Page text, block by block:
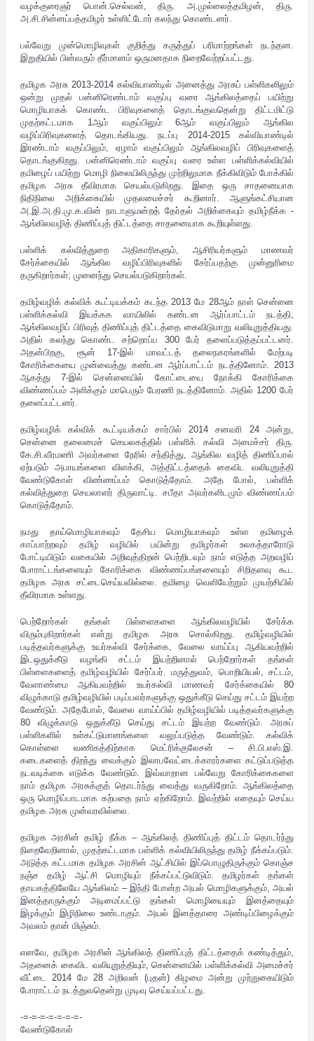
வழக்குரைஞர் பொன்.செல்வன், திரு. அ.முல்லைத்தமிழன், திரு.
அ.சி.சின்னப்பத்தமிழர் உள்ளிட்டோர் கலந்து கொண்டனர்.
பல்வேறு முன்மொழிவுகள் குறித்து கருத்துப் பரிமாற்றங்கள் நடந்தன.
இறுதியில் பின்வரும் தீர்மானம் ஒருமனதாக நிறைவேற்றப்பட்டது.
தமிழக அரசு 2013-2014 கல்வியாண்டில் அனைத்து அரசுப் பள்ளிகளிலும்
ஒன்று முதல் பன்னிரெண்டாம் வகுப்பு வரை ஆங்கிலத்தைப் பயிற்று
மொழியாகக் கொண்ட பிரிவுகளைத் தொடங்குவதென்று திட்டமிட்டு
முதற்கட்டமாக 1ஆம் வகுப்பிலும் 6ஆம் வகுப்பிலும் ஆங்கில
வழிப்பிரிவுகளைத் தொடங்கியது. நடப்பு 2014-2015 கல்வியாண்டில்
இரண்டாம் வகுப்பிலும், ஏழாம் வகுப்பிலும் ஆங்கிலவழிப் பிரிவுகளைத்
தொடங்குகிறது. பன்னிரெண்டாம் வகுப்பு வரை உள்ள பள்ளிக்கல்வியில்
தமிழைப் பயிற்று மொழி நிலையிலிருந்து முற்றிலுமாக நீக்கிவிடும் போக்கில்
தமிழக அரசு தீவிரமாக செயல்படுகிறது. இதை ஒரு சாதனையாக
நிதிநிலை அறிக்கையில் முதலமைச்சர் கூறினார். ஆளுங்கட்சியான
அ.இ.அ.தி.மு.க.வின் நாடாளுமன்றத் தேர்தல் அறிக்கையும் தமிழ்நீக்க -
ஆங்கிலவழித் திணிப்புத் திட்டத்தை சாதனையாக கூறியுள்ளது.
பள்ளிக் கல்வித்துறை அதிகாரிகளும், ஆசிரியர்களும் மாணவர்
சேர்க்கையில் ஆங்கில வழிப்பிரிவுகளில் சேர்ப்பதற்கு முன்னுரிமை
தருகிறார்கள்; முனைந்து செயல்படுகிறார்கள்.
தமிழ்வழிக் கல்விக் கூட்டியக்கம் கடந்த 2013 மே 28ஆம் நாள் சென்னை
பள்ளிக்கல்வி இயக்கக வாயிலில் கண்டன ஆர்ப்பாட்டம் நடத்தி,
ஆங்கிலவழிப் பிரிவுத் திணிப்புத் திட்டத்தை கைவிடுமாறு வலியுறுத்தியது.
அதில் கலந்து கொண்ட சற்றொப்ப 300 பேர் தளைப்படுத்தப்பட்டனர்.
அதன்பிறகு, சூன் 17-இல் மாவட்டத் தலைநகரங்களில் மேற்படி
கோரிக்கையை முன்வைத்து கண்டன ஆர்ப்பாட்டம் நடத்தினோம். 2013
ஆகத்து 7-இல் சென்னையில் கோட்டையை நோக்கி கோரிக்கை
விண்ணப்பம் அளிக்கும் மாபெரும் பேரணி நடத்தினோம். அதில் 1200 பேர்
தளைப்பட்டனர்.
தமிழ்வழிக் கல்விக் கூட்டியக்கம் சார்பில் 2014 சனவரி 24 அன்று,
சென்னை தலைமைச் செயலகத்தில் பள்ளிக் கல்வி அமைச்சர் திரு.
கே.சி.வீரமணி அவர்களை நேரில் சந்தித்து, ஆங்கில வழித் திணிப்பால்
ஏற்படும் அபாயங்களை விளக்கி, அத்திட்டத்தைக் கைவிட வலியுறுத்தி
வேண்டுகோள் விண்ணப்பம் கொடுத்தோம். அதே போல், பள்ளிக்
கல்வித்துறை செயலாளர் திருவாட்டி. சபீதா அவர்களிடமும் விண்ணப்பம்
கொடுத்தோம்.
நமது தாய்மொழியாகவும் தேசிய மொழியாகவும் உள்ள தமிழைக்
காப்பாற்றவும் தமிழ் வழியில் பயின்று தமிழர்கள் உலகத்தாரோடு
போட்டியிடும் வகையில் அறிவுத்திறன் பெற்றிடவும் நாம் எடுத்த அறவழிப்
போராட்டங்களையும் கோரிக்கை விண்ணப்பங்களையும் சிறிதளவு கூட
தமிழக அரசு சட்டைசெய்யவில்லை. தமிழை வெளியேற்றும் முயற்சியில்
தீவிரமாக உள்ளது.
பெற்றோர்கள் தங்கள் பிள்ளைகளை ஆங்கிலவழியில் சேர்க்க
விரும்புகிறார்கள் என்று தமிழக அரசு சொல்கிறது. தமிழ்வழியில்
படித்தவர்களுக்கு உயர்கல்வி சேர்க்கை, வேலை வாய்ப்பு ஆகியவற்றில்
இடஒதுக்கீடு வழங்கி சட்டம் இயற்றினால் பெற்றோர்கள் தங்கள்
பிள்ளைகளைத் தமிழ்வழியில் சேர்ப்பர். மருத்துவம், பொறியியல், சட்டம்,
வேளாண்மை ஆகியவற்றில் உயர்கல்வி மாணவர் சேர்க்கையில் 80
விழுக்காடு தமிழ்வழியில் படிப்பவர்களுக்கு ஒதுக்கீடு செய்து சட்டம் இயற்ற
வேண்டும். அதேபோல், வேலை வாய்ப்பில் தமிழ்வழியில் படித்தவர்களுக்கு
80 விழுக்காடு ஒதுக்கீடு செய்து சட்டம் இயற்ற வேண்டும். அரசுப்
பள்ளிகளில் உள்கட்டுமானங்களை வலுப்படுத்த வேண்டும். கல்விக்
கொள்ளை வணிகத்திற்காக மெட்ரிக்குலேசன் – சி.பி.எஸ்.இ.
கடைகளைத் திறந்து வைக்கும் இலாபவேட்டைக்காரர்களை கட்டுப்படுத்த
நடவடிக்கை எடுக்க வேண்டும். இவ்வாறான பல்வேறு கோரிக்கைகளை
நாம் தமிழக அரசுக்குத் தொடர்ந்து வைத்து வருகிறோம். ஆங்கிலத்தை
ஒரு மொழிப்பாடமாக கற்பதை நாம் ஏற்கிறோம். இவற்றில் எதையும் செய்ய
தமிழக அரசு முன்வரவில்லை.
தமிழக அரசின் தமிழ் நீக்க – ஆங்கிலத் திணிப்புத் திட்டம் தொடர்ந்து
நிறைவேறினால், முதற்கட்டமாக பள்ளிக் கல்வியிலிருந்து தமிழ் நீக்கப்படும்.
அடுத்த கட்டமாக தமிழக அரசின் ஆட்சியில் இப்பொழுதிருக்கும் கொஞ்ச
நஞ்ச தமிழ் ஆட்சி மொழியும் நீக்கப்பட்டுவிடும். தமிழர்கள் தங்கள்
தாயகத்திலேயே ஆங்கிலம் – இந்தி போன்ற அயல் மொழிகளுக்கும், அயல்
இனத்தாருக்கும் அடிமைப்பட்டு தங்கள் மொழியையும் இனத்தையும்
இழக்கும் இழிநிலை உண்டாகும். அயல் இனத்தாரை அண்டிப்பிழைக்கும்
அவலம் தான் மிஞ்சும்.
எனவே, தமிழக அரசின் ஆங்கிலத் திணிப்புத் திட்டத்தைக் கண்டித்தும்,
அதனைக் கைவிட வலியுறுத்தியும், சென்னையில் பள்ளிக்கல்வி அமைச்சர்
வீட்டை 2014 மே 28 அறிவன் (புதன்) கிழமை அன்று முற்றுகையிடும்
போராட்டம் நடத்துவதென்று முடிவு செய்யப்பட்டது.
-=-=-=-=-=-=-=-
வேண்டுகோள்